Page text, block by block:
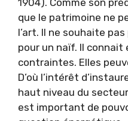
que le patrimoine ne
l’art. Il ne souhaite
pour un naïf. Il connait
contraintes. Elles
D’où l’intérêt
haut niveau du
est important de